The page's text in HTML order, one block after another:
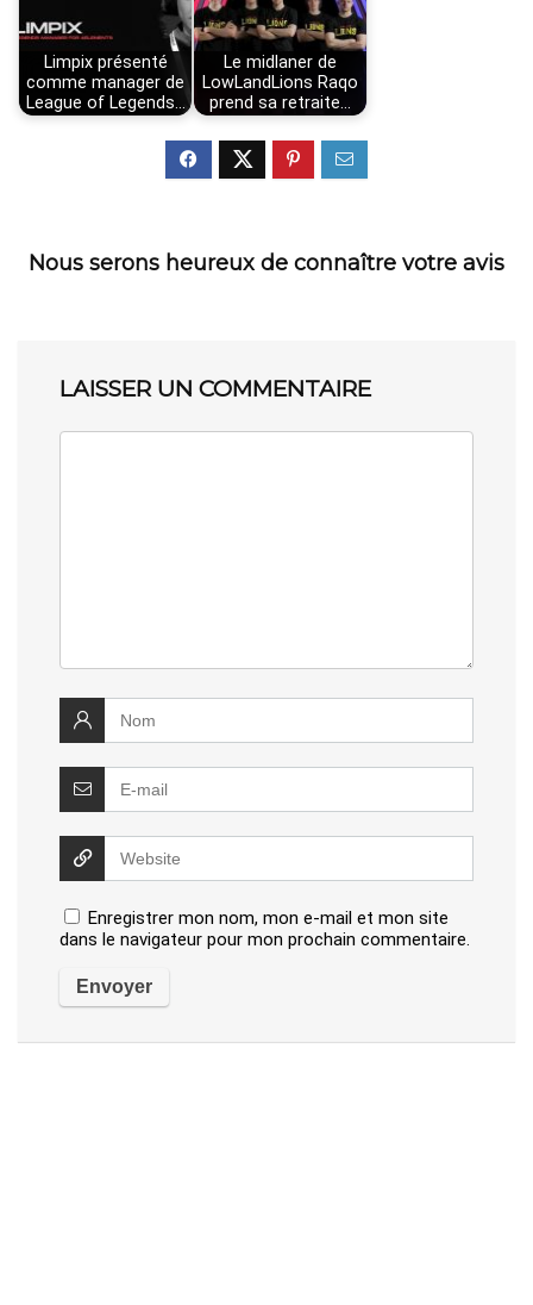
Limpix présenté
comme manager de
League of Legends…
Le midlaner de
LowLandLions Raqo
prend sa retraite…
Nous serons heureux de connaître votre avis
LAISSER UN COMMENTAIRE
Enregistrer mon nom, mon e-mail et mon site
dans le navigateur pour mon prochain commentaire.